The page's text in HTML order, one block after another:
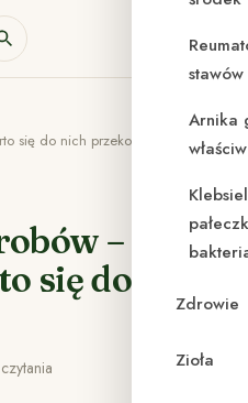
Arnika
Zdrowie
Zioła
się do nich przekonać?
–
się do nich